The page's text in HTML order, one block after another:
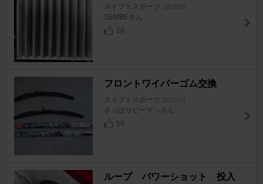
スイフトスポーツ [ZC33S]
SEMBEさん
18
フロントワイパーゴム交換
スイフトスポーツ [ZC33S]
さっぱりピーマンさん
10
ループ パワーショット 投入